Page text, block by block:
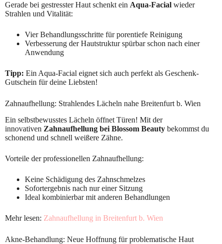
Gerade bei gestresster Haut schenkt ein Aqua-Facial wieder
Strahlen und Vitalität:
Vier Behandlungsschritte für porentiefe Reinigung
Verbesserung der Hautstruktur spürbar schon nach einer
Anwendung
Tipp: Ein Aqua-Facial eignet sich auch perfekt als Geschenk-
Gutschein für deine Liebsten!
Zahnaufhellung: Strahlendes Lächeln nahe Breitenfurt b. Wien
Ein selbstbewusstes Lächeln öffnet Türen! Mit der
innovativen Zahnaufhellung bei Blossom Beauty bekommst du
schonend und schnell weißere Zähne.
Vorteile der professionellen Zahnaufhellung:
Keine Schädigung des Zahnschmelzes
Sofortergebnis nach nur einer Sitzung
Ideal kombinierbar mit anderen Behandlungen
Mehr lesen: Zahnaufhellung in Breitenfurt b. Wien
Akne-Behandlung: Neue Hoffnung für problematische Haut